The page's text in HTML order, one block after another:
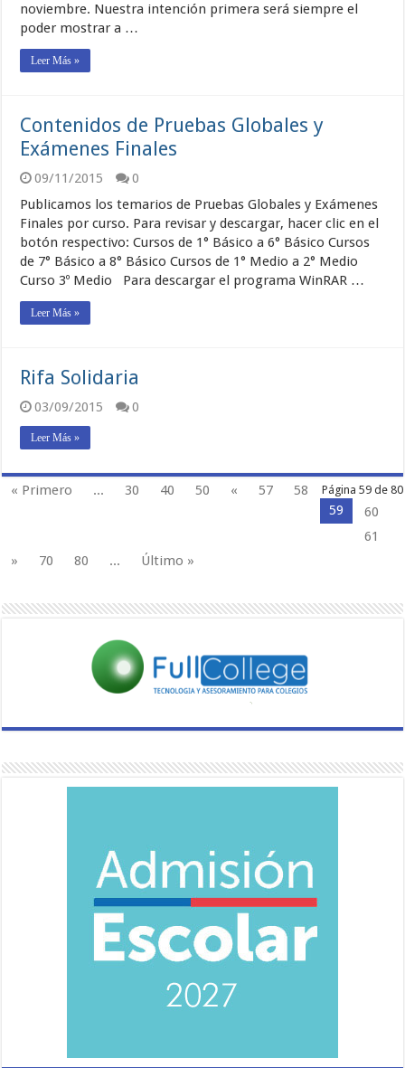
noviembre. Nuestra intención primera será siempre el
poder mostrar a …
Leer Más »
Contenidos de Pruebas Globales y
Exámenes Finales
09/11/2015
0
Publicamos los temarios de Pruebas Globales y Exámenes
Finales por curso. Para revisar y descargar, hacer clic en el
botón respectivo: Cursos de 1° Básico a 6° Básico Cursos
de 7° Básico a 8° Básico Cursos de 1° Medio a 2° Medio
Curso 3º Medio Para descargar el programa WinRAR …
Leer Más »
Rifa Solidaria
03/09/2015 0
Leer Más »
Página 59 de 80
« Primero ... 30 40 50 « 57
58
59
60
61
»
70 80 ... Último »